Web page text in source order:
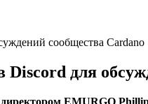
сообщества Cardano
Discord для
EMURGO